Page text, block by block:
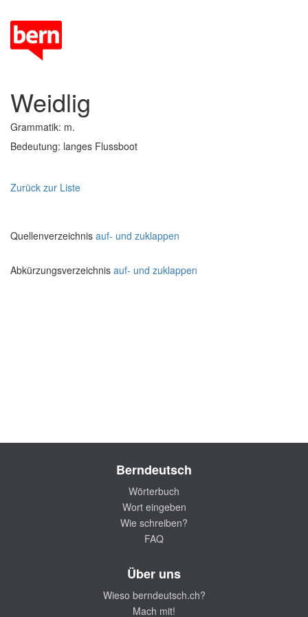
Weidlig
Grammatik: m.
Bedeutung: langes Flussboot
Zurück zur Liste
Quellenverzeichnis auf- und zuklappen
Abkürzungsverzeichnis auf- und zuklappen
Berndeutsch
Wörterbuch
Wort eingeben
Wie schreiben?
FAQ
Über uns
Wieso berndeutsch.ch?
Mach mit!